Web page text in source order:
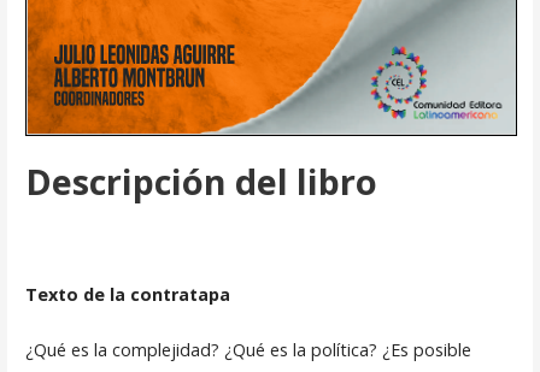
Descripción del libro
Texto de la contratapa
¿Qué es la complejidad? ¿Qué es la política? ¿Es posible